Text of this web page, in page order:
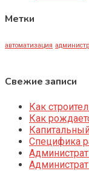
Метки
автоматизация
Свежие записи
Как
Как
Специфика